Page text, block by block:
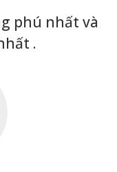
phú nhất và
.